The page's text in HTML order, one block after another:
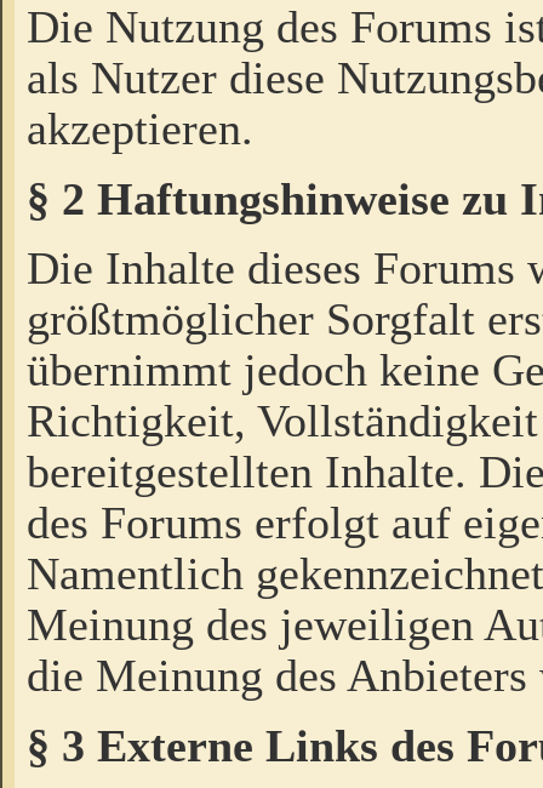
Die Nutzung des Forums
als Nutzer diese
akzeptieren.
§ 2 Haftungshinweise zu
Die Inhalte dieses Forums
größtmöglicher Sorgfalt
übernimmt jedoch keine
Richtigkeit,
bereitgestellten Inhalte.
des Forums erfolgt auf
Namentlich
Meinung des jeweiligen
die Meinung des Anbieters
§ 3 Externe Links des